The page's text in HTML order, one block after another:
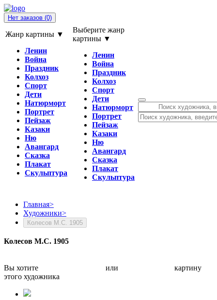
Нет заказов (0)
Жанр картины ▼
Ленин
Война
Праздник
Колхоз
Спорт
Дети
Натюрморт
Портрет
Пейзаж
Казаки
Ню
Авангард
Сказка
Плакат
Скульптура
Выберите жанр
картины ▼
Ленин
Война
Праздник
Колхоз
Спорт
Дети
Натюрморт
Портрет
Пейзаж
Казаки
Ню
Авангард
Сказка
Плакат
Скульптура
Главная>
Художники>
Колесов М.С. 1905
Колесов М.С. 1905
Вы хотите или
картину
этого художника